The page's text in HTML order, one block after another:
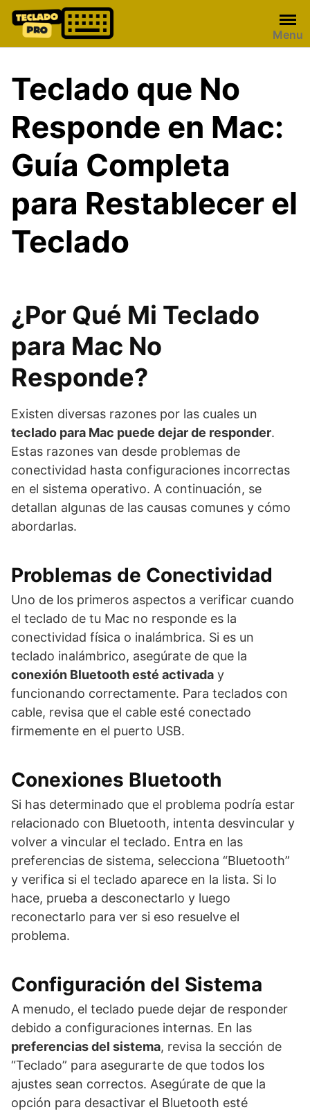
Skip
content
Menu
Teclado que No
Responde en Mac:
Guía Completa
para Restablecer el
Teclado
¿Por Qué Mi Teclado
para Mac No
Responde?
Existen diversas razones por las cuales un
teclado para Mac puede dejar de responder.
Estas razones van desde problemas de
conectividad hasta configuraciones incorrectas
en el sistema operativo. A continuación, se
detallan algunas de las causas comunes y cómo
abordarlas.
Problemas de Conectividad
Uno de los primeros aspectos a verificar cuando
el teclado de tu Mac no responde es la
conectividad física o inalámbrica. Si es un
teclado inalámbrico, asegúrate de que la
conexión Bluetooth esté activada y
funcionando correctamente. Para teclados con
cable, revisa que el cable esté conectado
firmemente en el puerto USB.
Conexiones Bluetooth
Si has determinado que el problema podría estar
relacionado con Bluetooth, intenta desvincular y
volver a vincular el teclado. Entra en las
preferencias de sistema, selecciona “Bluetooth”
y verifica si el teclado aparece en la lista. Si lo
hace, prueba a desconectarlo y luego
reconectarlo para ver si eso resuelve el
problema.
Configuración del Sistema
A menudo, el teclado puede dejar de responder
debido a configuraciones internas. En las
preferencias del sistema, revisa la sección de
“Teclado” para asegurarte de que todos los
ajustes sean correctos. Asegúrate de que la
opción para desactivar el Bluetooth esté